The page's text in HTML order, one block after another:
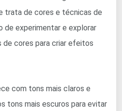
trata de cores e técnicas de
de experimentar e explorar
cores para criar efeitos
com tons mais claros e
tons mais escuros para evitar